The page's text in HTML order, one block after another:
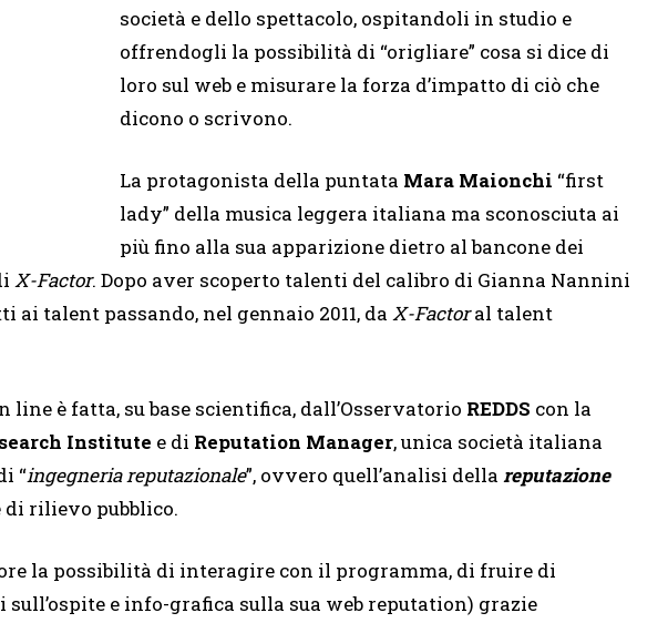
società e dello spettacolo, ospitandoli in studio e
offrendogli la possibilità di “origliare” cosa si dice di
loro sul web e misurare la forza d’impatto di ciò che
dicono o scrivono.
La protagonista della puntata Mara Maionchi “first
lady” della musica leggera italiana ma sconosciuta ai
più fino alla sua apparizione dietro al bancone dei
X-Factor. Dopo aver scoperto talenti del calibro di Gianna Nannini
ai talent passando, nel gennaio 2011, da X-Factoral talent
line è fatta, su base scientifica, dall’Osservatorio REDDS con la
Institute e di Reputation Manager,unica società italiana
“ingegneria reputazionale”, ovvero quell’analisi della reputazione
rilievo pubblico.
la possibilità di interagire con il programma, di fruire di
e info-grafica sulla sua web reputation) grazie